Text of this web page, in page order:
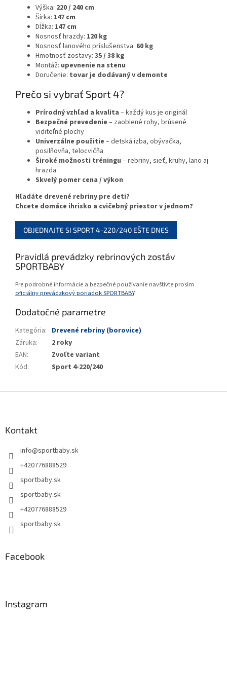
Výška: 220 / 240 cm
Šírka: 147 cm
Dĺžka: 147 cm
Nosnosť hrazdy: 120 kg
Nosnosť lanového príslušenstva: 60 kg
Hmotnosť zostavy: 35 / 38 kg
Montáž: upevnenie na stenu
Doručenie: tovar je dodávaný v demonte
Prečo si vybrať Sport 4?
Prírodný vzhľad a kvalita – každý kus je originál
Bezpečné prevedenie – zaoblené rohy, brúsené
viditeľné plochy
Univerzálne použitie – detská izba, obývačka,
posilňovňa, telocvičňa
Široké možnosti tréningu – rebriny, sieť, kruhy, lano aj
hrazda
Skvelý pomer cena / výkon
Hľadáte drevené rebriny pre deti?
Chcete domáce ihrisko a cvičebný priestor v jednom?
OBJEDNAJTE SI SPORT 4-220/240 EŠTE DNES
Pravidlá prevádzky rebrinových zostáv
SPORTBABY
Pre podrobné informácie a bezpečné používanie navštívte prosím
oficiálny prevádzkový poriadok SPORTBABY.
Dodatočné parametre
Kategória: Drevené rebriny (borovice)
Záruka:
2 roky
EAN:
Zvoľte variant
Kód: Sport 4-220/240
Kontakt
info@sportbaby.sk
+420776888529
sportbaby.sk
sportbaby.sk
+420776888529
sportbaby.sk
Facebook
Instagram